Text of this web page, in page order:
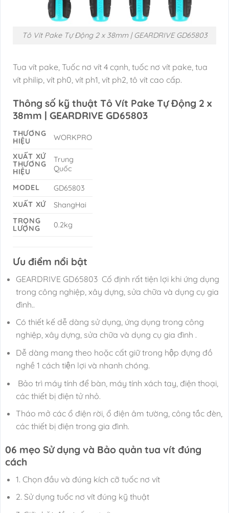
Tô Vít Pake Tự Động 2 x 38mm | GEARDRIVE GD65803
Tua vít pake, Tuốc nơ vít 4 cạnh, tuốc nơ vít pake, tua
vít philip, vít ph0, vít ph1, vít ph2, tô vít cao cấp.
Thông số kỹ thuật Tô Vít Pake Tự Động 2 x
38mm | GEARDRIVE GD65803
THƯƠNG
HIỆU
WORKPRO
XUẤT XỨ
THƯƠNG
HIỆU
Trung
Quốc
MODEL
GD65803
XUẤT XỨ
ShangHai
TRỌNG
LƯỢNG
0.2kg
Ưu điểm nổi bật
GEARDRIVE GD65803 Cố định rất tiện lợi khi ứng dụng
trong công nghiệp, xây dựng, sửa chữa và dụng cụ gia
đình..
Có thiết kế dễ dàng sử dụng, ứng dụng trong công
nghiệp, xây dựng, sửa chữa và dụng cụ gia đình .
Dễ dàng mang theo hoặc cất giữ trong hộp đựng đồ
nghề 1 cách tiện lợi và nhanh chóng.
Bảo trì máy tính để bàn, máy tính xách tay, điện thoại,
các thiết bị điện tử nhỏ.
Tháo mở các ổ điện rời, ổ điện âm tường, công tắc đèn,
các thiết bị điện trong gia đình.
06 mẹo Sử dụng và Bảo quản tua vít đúng
cách
1. Chọn đầu và đúng kích cỡ tuốc nơ vít
2. Sử dụng tuốc nơ vít đúng kỹ thuật